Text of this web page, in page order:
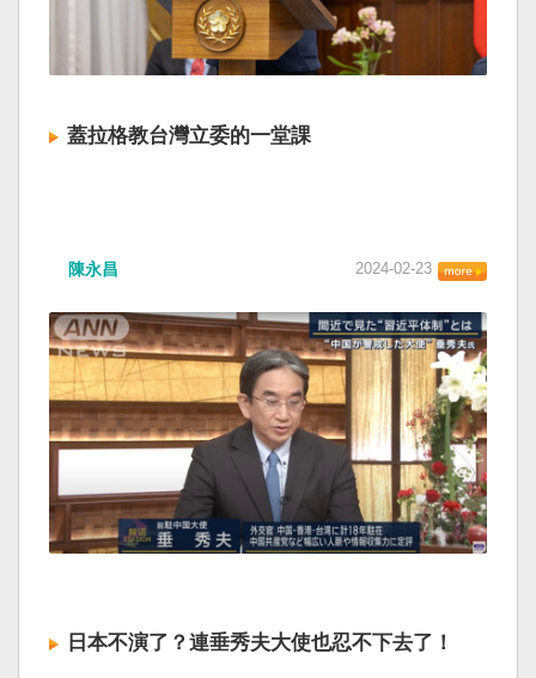
蓋拉格教台灣立委的一堂課
陳永昌 2024-02-23
日本不演了？連垂秀夫大使也忍不下去了！